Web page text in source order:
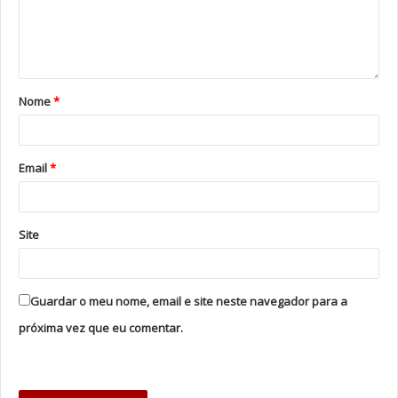
Nome*
Email*
Site
Guardar o meu nome, email e site neste navegador para a
próxima vez que eu comentar.